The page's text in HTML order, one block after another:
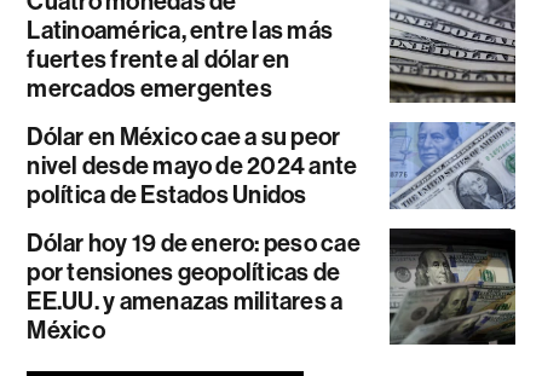
Latinoamérica, entre las más
fuertes frente al dólar en
mercados emergentes
Dólar en México cae a su peor
nivel desde mayo de 2024 ante
política de Estados Unidos
Dólar hoy 19 de enero: peso cae
por tensiones geopolíticas de
EE.UU. y amenazas militares a
México